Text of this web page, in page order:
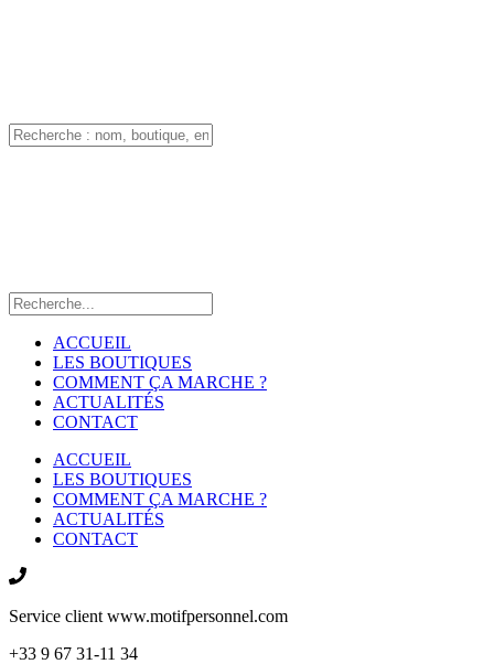
ACCUEIL
LES BOUTIQUES
COMMENT ÇA MARCHE ?
ACTUALITÉS
CONTACT
ACCUEIL
LES BOUTIQUES
COMMENT ÇA MARCHE ?
ACTUALITÉS
CONTACT
Service client www.motifpersonnel.com
+33 9 67 31-11 34